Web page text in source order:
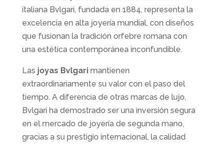
italiana Bvlgari, fundada en 1884, representa la
excelencia en alta joyería mundial, con diseños
que fusionan la tradición orfebre romana con
una estética contemporánea inconfundible.
Las joyas Bvlgarimantienen
extraordinariamente su valor con el paso del
tiempo. A diferencia de otras marcas de lujo,
Bvlgari ha demostrado ser una inversión segura
en el mercado de joyería de segunda mano,
gracias a su prestigio internacional, la calidad